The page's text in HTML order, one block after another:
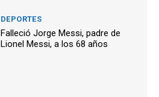
DEPORTES
Falleció Jorge Messi, padre de
Lionel Messi, a los 68 años